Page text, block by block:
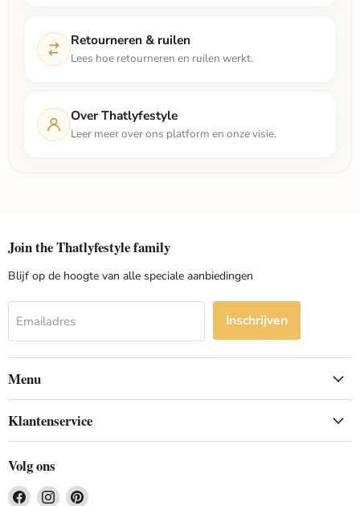
Retourneren & ruilen
Lees hoe retourneren en ruilen werkt.
Over Thatlyfestyle
Leer meer over ons platform en onze visie.
Join the Thatlyfestyle family
Blijf op de hoogte van alle speciale aanbiedingen
Emailadres Inschrijven
Menu
Klantenservice
Volg ons
Vind Vind Vind